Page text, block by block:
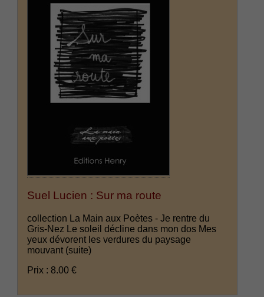
Suel Lucien : Sur ma route
collection La Main aux Poètes - Je rentre du
Gris-Nez Le soleil décline dans mon dos Mes
yeux dévorent les verdures du paysage
mouvant (suite)
Prix : 8.00 €